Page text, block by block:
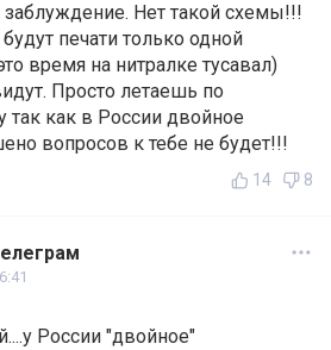
Нет такой схемы!!!
печати только одной
время на нитралке тусавал)
Просто летаешь по
так как в России двойное
вопросов к тебе не будет!!!
14 8
России "двойное"